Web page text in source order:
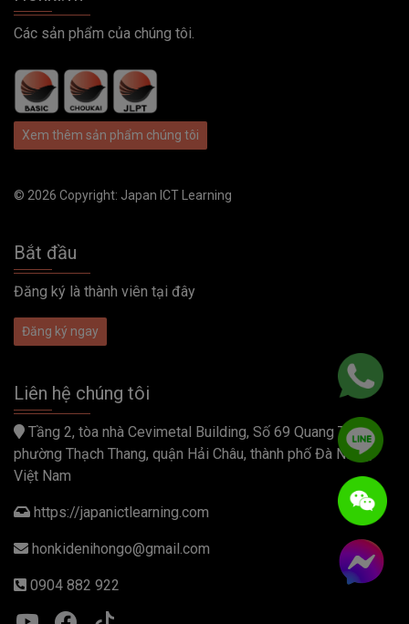
Các sản phẩm của chúng tôi.
Xem thêm sản phẩm chúng tôi
© 2026 Copyright: Japan ICT Learning
Bắt đầu
Đăng ký là thành viên tại đây
Đăng ký ngay
Liên hệ chúng tôi
Tầng 2, tòa nhà Cevimetal Building, Số 69 Quang Trung,
phường Thạch Thang, quận Hải Châu, thành phố Đà Nẵng,
Việt Nam
https://japanictlearning.com
honkidenihongo@gmail.com
0904 882 922